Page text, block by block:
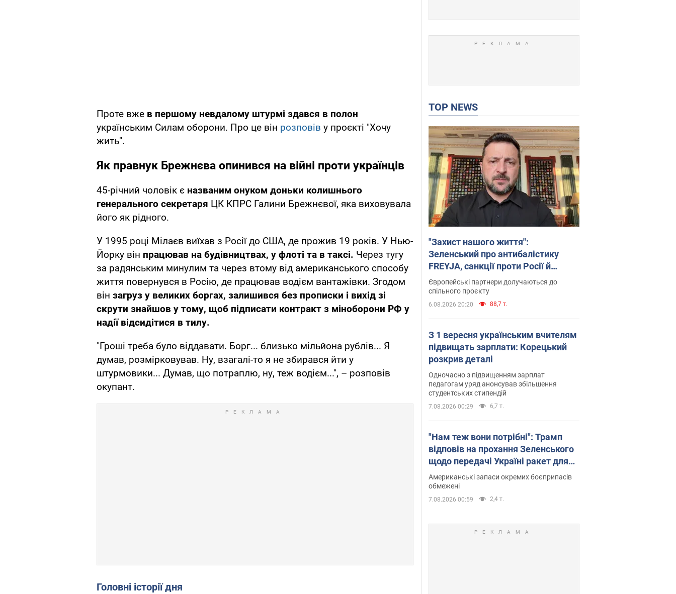
Проте вже в першому невдалому штурмі здався в полон
українським Силам оборони. Про це він розповів у проєкті "Хочу
жить".
Як правнук Брежнєва опинився на війні проти українців
45-річний чоловік є названим онуком доньки колишнього
генерального секретаря ЦК КПРС Галини Брежнєвої, яка виховувала
його як рідного.
У 1995 році Мілаєв виїхав з Росії до США, де прожив 19 років. У Нью-
Йорку він працював на будівництвах, у флоті та в таксі. Через тугу
за радянським минулим та через втому від американського способу
життя повернувся в Росію, де працював водієм вантажівки. Згодом
він загруз у великих боргах, залишився без прописки і вихід зі
скрути знайшов у тому, щоб підписати контракт з міноборони РФ у
надії відсидітися в тилу.
"Гроші треба було віддавати. Борг... близько мільйона рублів... Я
думав, розмірковував. Ну, взагалі-то я не збирався йти у
штурмовики... Думав, що потраплю, ну, теж водієм...", – розповів
окупант.
Головні історії дня
TOP NEWS
"Захист нашого життя":
Зеленський про антибалістику
FREYJA, санкції проти Росії й
підтримку аграріїв. Відео
Європейські партнери долучаються до
спільного проєкту
6.08.2026 20:20 88,7 т.
З 1 вересня українським вчителям
підвищать зарплати: Корецький
розкрив деталі
Одночасно з підвищенням зарплат
педагогам уряд анонсував збільшення
студентських стипендій
7.08.2026 00:29 6,7 т.
"Нам теж вони потрібні": Трамп
відповів на прохання Зеленського
щодо передачі Україні ракет для
Patriot
Американські запаси окремих боєприпасів
обмежені
7.08.2026 00:59 2,4 т.